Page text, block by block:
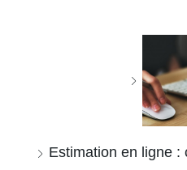
Estimation en ligne :